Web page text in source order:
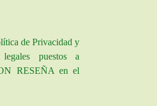
de Privacidad y
puestos a
RESEÑA en el